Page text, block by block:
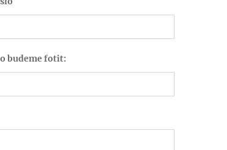
budeme fotit: